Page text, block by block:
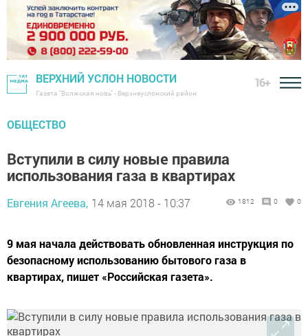
ВЕРХНИЙ УСЛОН НОВОСТИ
Газета "Волжская новь" - Верхнеуслонский район
16+
ОБЩЕСТВО
Вступили в силу новые правила
использования газа в квартирах
Евгения Агеева, 14 мая 2018 - 10:37 1812 0 0
9 мая начала действовать обновленная инструкция по
безопасному использованию бытового газа в
квартирах, пишет «Российская газета».